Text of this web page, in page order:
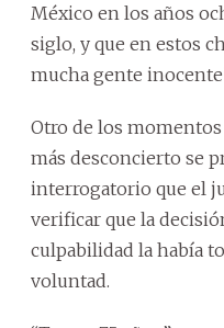
México en los años
siglo, y que en estos
mucha gente
Otro de los
más desconcierto se
interrogatorio que el
verificar que la
culpabilidad la había
voluntad.